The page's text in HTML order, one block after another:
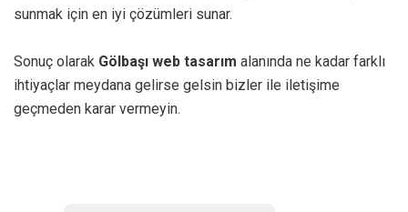
sunmak için en iyi çözümleri sunar.
Sonuç olarak Gölbaşı web tasarım alanında ne kadar farklı
ihtiyaçlar meydana gelirse gelsin bizler ile iletişime
geçmeden karar vermeyin.